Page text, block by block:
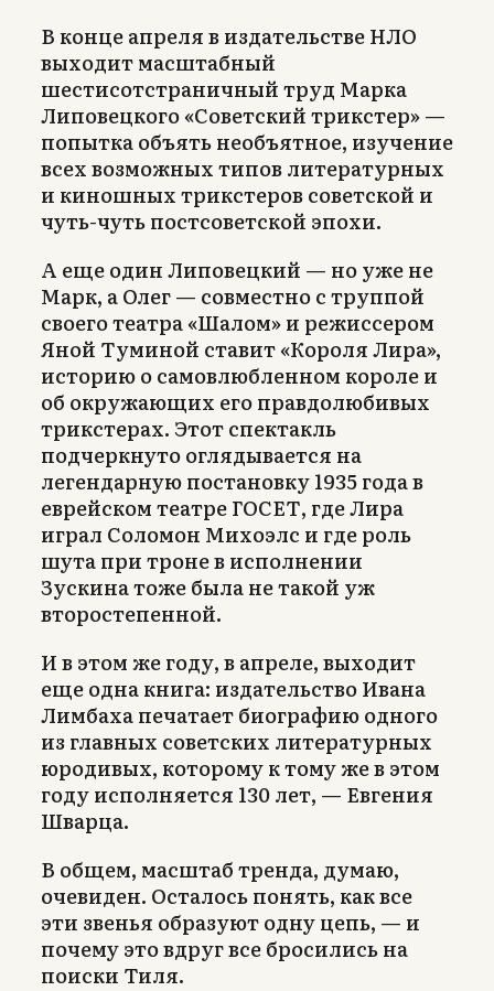
В конце апреля в издательстве НЛО
выходит масштабный
шестисотстраничный труд Марка
Липовецкого «Советский трикстер» —
попытка объять необъятное, изучение
всех возможных типов литературных
и киношных трикстеров советской и
чуть-чуть постсоветской эпохи.
А еще один Липовецкий — но уже не
Марк, а Олег — совместно с труппой
своего театра «Шалом» и режиссером
Яной Туминой ставит «Короля Лира»,
историю о самовлюбленном короле и
об окружающих его правдолюбивых
трикстерах. Этот спектакль
подчеркнуто оглядывается на
легендарную постановку 1935 года в
еврейском театре ГОСЕТ, где Лира
играл Соломон Михоэлс и где роль
шута при троне в исполнении
Зускина тоже была не такой уж
второстепенной.
И в этом же году, в апреле, выходит
еще одна книга: издательство Ивана
Лимбаха печатает биографию одного
из главных советских литературных
юродивых, которому к тому же в этом
году исполняется 130 лет, — Евгения
Шварца.
В общем, масштаб тренда, думаю,
очевиден. Осталось понять, как все
эти звенья образуют одну цепь, — и
почему это вдруг все бросились на
поиски Тиля.